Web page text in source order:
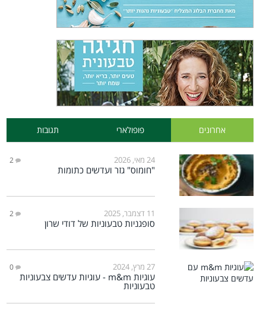
אחרונים פופולארי תגובות
24 מאי, 2026 2
"חומוס" גזר ועדשים כתומות
11 דצמבר, 2025 2
סופגניות טבעוניות של דודי שרון
27 מרץ, 2024 0
עוגיות m&m - עוגיות עדשים צבעוניות
טבעוניות